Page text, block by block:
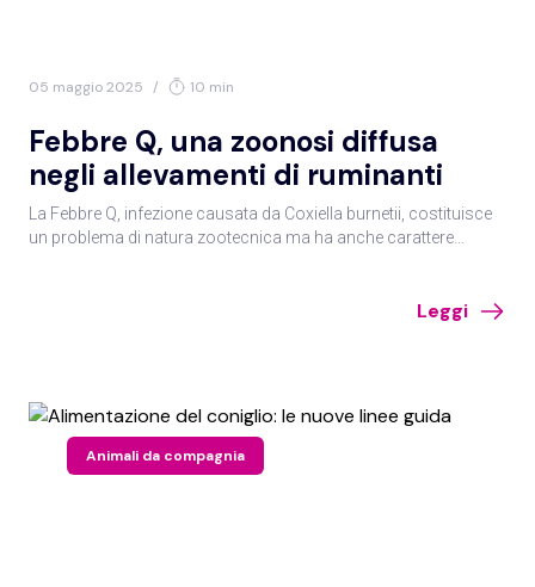
05 maggio 2025 / 10 min
Febbre Q, una zoonosi diffusa
negli allevamenti di ruminanti
La Febbre Q, infezione causata da Coxiella burnetii, costituisce
un problema di natura zootecnica ma ha anche carattere
Leggi
Animali da compagnia